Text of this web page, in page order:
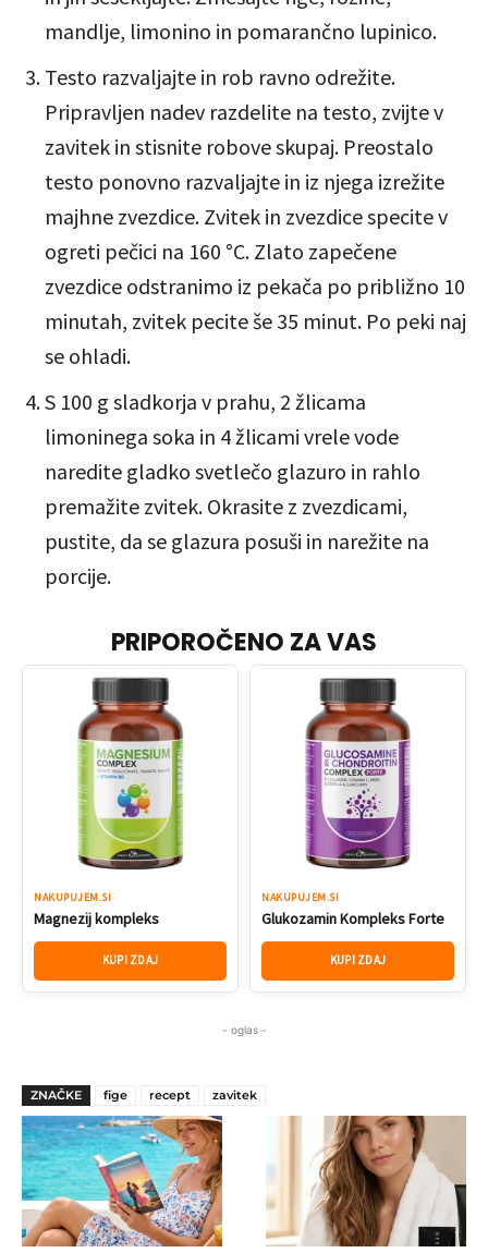
mandlje, limonino in pomarančno lupinico.
Testo razvaljajte in rob ravno odrežite.
Pripravljen nadev razdelite na testo, zvijte v
zavitek in stisnite robove skupaj. Preostalo
testo ponovno razvaljajte in iz njega izrežite
majhne zvezdice. Zvitek in zvezdice specite v
ogreti pečici na 160 °C. Zlato zapečene
zvezdice odstranimo iz pekača po približno 10
minutah, zvitek pecite še 35 minut. Po peki naj
se ohladi.
S 100 g sladkorja v prahu, 2 žlicama
limoninega soka in 4 žlicami vrele vode
naredite gladko svetlečo glazuro in rahlo
premažite zvitek. Okrasite z zvezdicami,
pustite, da se glazura posuši in narežite na
porcije.
PRIPOROČENO ZA VAS
NAKUPUJEM.SI
Magnezij kompleks
KUPI ZDAJ
NAKUPUJEM.SI
Glukozamin Kompleks Forte
KUPI ZDAJ
- oglas -
ZNAČKE fige recept zavitek